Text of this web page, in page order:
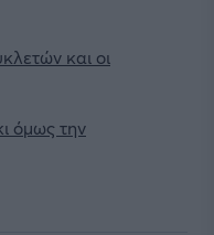
και οι
όμως την